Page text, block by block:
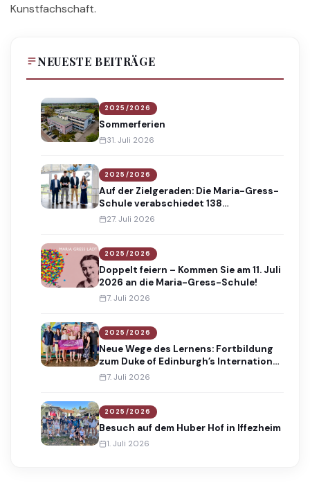
Kunstfachschaft.
NEUESTE BEITRÄGE
2025/2026
Sommerferien
31. Juli 2026
2025/2026
Auf der Zielgeraden: Die Maria-Gress-
Schule verabschiedet 138
Absolventinnen und Absolventen
27. Juli 2026
2025/2026
Doppelt feiern – Kommen Sie am 11. Juli
2026 an die Maria-Gress-Schule!
7. Juli 2026
2025/2026
Neue Wege des Lernens: Fortbildung
zum Duke of Edinburgh’s International
Award
7. Juli 2026
2025/2026
Besuch auf dem Huber Hof in Iffezheim
1. Juli 2026